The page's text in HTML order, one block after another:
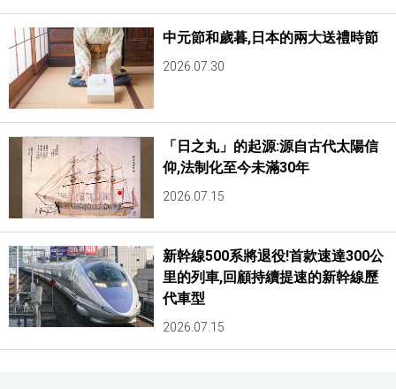
中元節和歲暮,日本的兩大送禮時節
2026.07.30
「日之丸」的起源:源自古代太陽信
仰,法制化至今未滿30年
2026.07.15
新幹線500系將退役!首款速達300公
里的列車,回顧持續提速的新幹線歷
代車型
2026.07.15